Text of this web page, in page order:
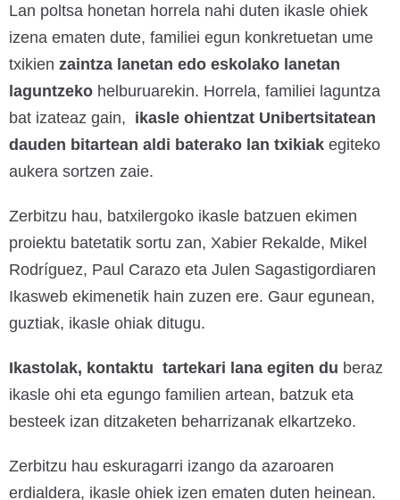
Lan poltsa honetan horrela nahi duten ikasle ohiek
izena ematen dute, familiei egun konkretuetan ume
txikien zaintza lanetan edo eskolako lanetan
laguntzeko helburuarekin. Horrela, familiei laguntza
bat izateaz gain, ikasle ohientzat Unibertsitatean
dauden bitartean aldi baterako lan txikiak egiteko
aukera sortzen zaie.
Zerbitzu hau, batxilergoko ikasle batzuen ekimen
proiektu batetatik sortu zan, Xabier Rekalde, Mikel
Rodríguez, Paul Carazo eta Julen Sagastigordiaren
Ikasweb ekimenetik hain zuzen ere. Gaur egunean,
guztiak, ikasle ohiak ditugu.
Ikastolak, kontaktu tartekari lana egiten du beraz
ikasle ohi eta egungo familien artean, batzuk eta
besteek izan ditzaketen beharrizanak elkartzeko.
Zerbitzu hau eskuragarri izango da azaroaren
erdialdera, ikasle ohiek izen ematen duten heinean.